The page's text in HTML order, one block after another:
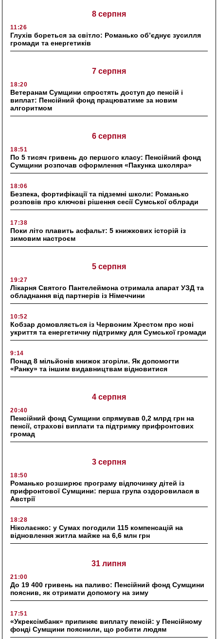
8 серпня
11:26
Глухів бореться за світло: Романько об’єднує зусилля
громади та енергетиків
7 серпня
18:20
Ветеранам Сумщини спростять доступ до пенсій і
виплат: Пенсійний фонд працюватиме за новим
алгоритмом
6 серпня
18:51
По 5 тисяч гривень до першого класу: Пенсійний фонд
Сумщини розпочав оформлення «Пакунка школяра»
18:06
Безпека, фортифікації та підземні школи: Романько
розповів про ключові рішення сесії Сумської облради
17:38
Поки літо плавить асфальт: 5 книжкових історій із
зимовим настроєм
5 серпня
19:27
Лікарня Святого Пантелеймона отримала апарат УЗД та
обладнання від партнерів із Німеччини
10:52
Кобзар домовляється із Червоним Хрестом про нові
укриття та енергетичну підтримку для Сумської громади
9:14
Понад 8 мільйонів книжок згоріли. Як допомогти
«Ранку» та іншим видавництвам відновитися
4 серпня
20:40
Пенсійний фонд Сумщини спрямував 0,2 млрд грн на
пенсії, страхові виплати та підтримку прифронтових
громад
3 серпня
18:50
Романько розширює програму відпочинку дітей із
прифронтової Сумщини: перша група оздоровилася в
Австрії
18:28
Ніколаєнко: у Сумах погодили 115 компенсацій на
відновлення житла майже на 6,6 млн грн
31 липня
21:00
До 19 400 гривень на паливо: Пенсійний фонд Сумщини
пояснив, як отримати допомогу на зиму
17:51
«Укрексімбанк» припиняє виплату пенсій: у Пенсійному
фонді Сумщини пояснили, що робити людям